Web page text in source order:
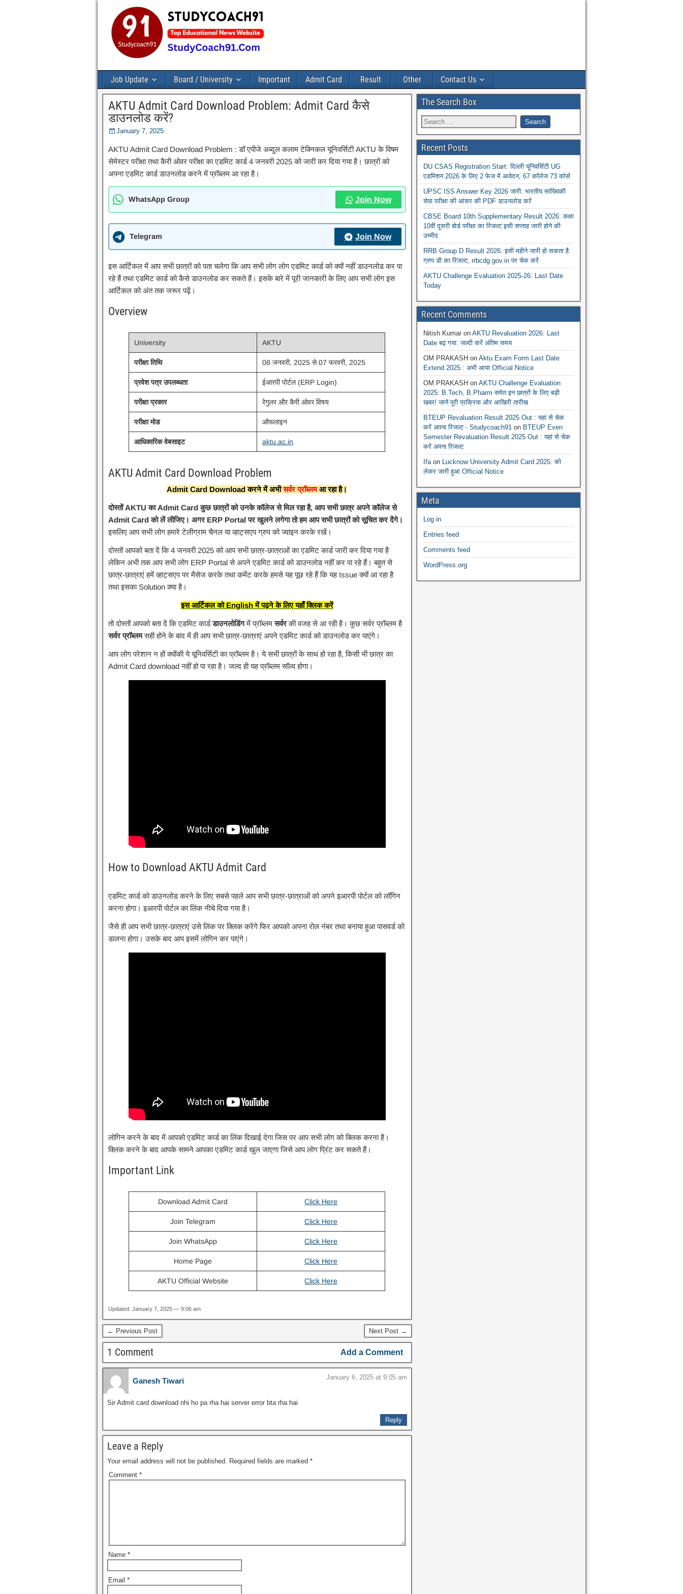
Job Update Board / University Important Admit Card Result Other Contact Us
AKTU Admit Card Download Problem: Admit Card कैसे
डाउनलोड करें?
January 7, 2025
AKTU Admit Card Download Problem : डॉ एपीजे अब्दुल कलाम टेक्निकल यूनिवर्सिटी AKTU के विषम
सेमेस्टर परीक्षा तथा कैरी ओवर परीक्षा का एडमिट कार्ड 4 जनवरी 2025 को जारी कर दिया गया है। छात्रों को
अपना एडमिट कार्ड डाउनलोड करने में प्रॉब्लम आ रहा है।
WhatsApp Group Join Now
Telegram Join Now
इस आर्टिकल में आप सभी छात्रों को पता चलेगा कि आप सभी लोग लोग एडमिट कार्ड को क्यों नहीं डाउनलोड कर पा
रहे हैं तथा एडमिट कार्ड को कैसे डाउनलोड कर सकते हैं। इसके बारे में पूरी जानकारी के लिए आप सभी लोग इस
आर्टिकल को अंत तक जरूर पढ़ें।
Overview
University AKTU
परीक्षा तिथि 08 जनवरी, 2025 से 07 फरवरी, 2025
प्रवेश पत्र उपलब्धता ईआरपी पोर्टल (ERP Login)
परीक्षा प्रकार रेगुलर और कैरी ओवर विषय
परीक्षा मोड ऑफलाइन
आधिकारिक वेबसाइट aktu.ac.in
AKTU Admit Card Download Problem
Admit Card Download करने में अभीसर्वर प्रॉब्लमआ रहा है।
दोस्तों AKTU का Admit Card कुछ छात्रों को उनके कॉलेज से मिल रहा है, आप सभी छात्र अपने कॉलेज से
Admit Card को लें लीजिए। अगर ERP Portal पर खुलने लगेगा तो हम आप सभी छात्रों को सूचित कर देंगे।
इसलिए आप सभी लोग हमारे टेलीग्राम चैनल या व्हाट्सएप ग्रुप को ज्वाइन करके रखें।
दोस्तों आपको बता दें कि 4 जनवरी 2025 को आप सभी छात्र-छात्राओं का एडमिट कार्ड जारी कर दिया गया है
लेकिन अभी तक आप सभी लोग ERP Portal से अपने एडमिट कार्ड को डाउनलोड नहीं कर पा रहे हैं। बहुत से
छात्र-छात्राएं हमें व्हाट्सएप पर मैसेज करके तथा कमेंट करके हमसे यह पूछ रहे हैं कि यह Issue क्यों आ रहा है
तथा इसका Solution क्या है।
इस आर्टिकल को English में पढ़ने के लिए यहाँ क्लिक करें
तो दोस्तों आपको बता दें कि एडमिट कार्डडाउनलोडिंगमें प्रॉब्लमसर्वरकी वजह से आ रही है। कुछ सर्वर प्रॉब्लम है
सर्वर प्रॉब्लमसही होने के बाद में ही आप सभी छात्र-छात्राएं अपने एडमिट कार्ड को डाउनलोड कर पाएंगे।
आप लोग परेशान न हों क्योंकी ये यूनिवर्सिटी का प्रॉब्लम है। ये सभी छात्रों के साथ हो रहा है, किसी भी छात्र का
Admit Card download नहीं हो पा रहा है। जल्द ही यह प्रॉब्लम सॉल्व होगा।
How to Download AKTU Admit Card
एडमिट कार्ड को डाउनलोड करने के लिए सबसे पहले आप सभी छात्र-छात्राओं को अपने इआरपी पोर्टल को लॉगिन
करना होगा। इआरपी पोर्टल का लिंक नीचे दिया गया है।
जैसे ही आप सभी छात्र-छात्राएं उसे लिंक पर क्लिक करेंगे फिर आपको अपना रोल नंबर तथा बनाया हुआ पासवर्ड को
डालना होगा। उसके बाद आप इसमें लोगिन कर पाएंगे।
लोगिन करने के बाद में आपको एडमिट कार्ड का लिंक दिखाई देगा जिस पर आप सभी लोग को क्लिक करना है।
क्लिक करने के बाद आपके सामने आपका एडमिट कार्ड खुल जाएगा जिसे आप लोग प्रिंट कर सकते हैं।
Important Link
Download Admit Card Click Here
Join Telegram Click Here
Join WhatsApp Click Here
Home Page Click Here
AKTU Official Website Click Here
Updated: January 7, 2025 — 9:06 am
← Previous Post Next Post →
1 Comment Add a Comment
Ganesh Tiwari January 6, 2025 at 9:05 am
Sir Admit card download nhi ho pa rha hai server error bta rha hai
Reply
Leave a Reply
Your email address will not be published. Required fields are marked *
Comment *
Name *
Email *
The Search Box
Recent Posts
DU CSAS Registration Start: दिल्ली यूनिवर्सिटी UG
एडमिशन 2026 के लिए 2 फेज में आवेदन, 67 कॉलेज 73 कोर्स
UPSC ISS Answer Key 2026 जारी: भारतीय सांख्यिकी
सेवा परीक्षा की आंसर की PDF डाउनलोड करें
CBSE Board 10th Supplementary Result 2026: कक्षा
10वीं दूसरी बोर्ड परीक्षा का रिजल्ट इसी सप्ताह जारी होने की
उम्मीद
RRB Group D Result 2026: इसी महीने जारी हो सकता है
ग्रुप डी का रिजल्ट, rrbcdg.gov.in पर चेक करें
AKTU Challenge Evaluation 2025-26: Last Date
Today
Recent Comments
Nitish Kumaron AKTU Revaluation 2026: Last
Date बढ़ गया: जल्दी करें अंतिम समय
OM PRAKASH on Aktu Exam Form Last Date
Extend 2025 : अभी आया Official Notice
OM PRAKASH on AKTU Challenge Evaluation
2025: B.Tech, B.Pharm समेत इन छात्रों के लिए बड़ी
खबर! जानें पूरी प्रक्रिया और आखिरी तारीख
BTEUP Revaluation Result 2025 Out : यहां से चेक
करें अपना रिजल्ट - Studycoach91on BTEUP Even
Semester Revaluation Result 2025 Out : यहां से चेक
करें अपना रिजल्ट
Ifaon Lucknow University Admit Card 2025: को
लेकर जारी हुआ Official Notice
Meta
Log in
Entries feed
Comments feed
WordPress.org